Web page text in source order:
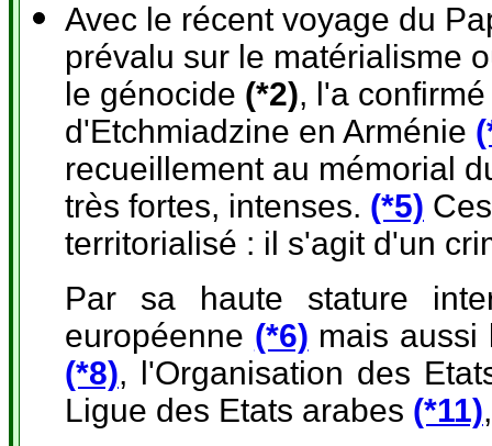
Avec le récent voyage du
prévalu sur le matérialisme
le génocide (*2), l'a
d'Etchmiadzine en Arménie
recueillement au mémorial
très fortes, intenses. (*5)
territorialisé : il s'agit d'un
Par sa haute stature
européenne (*6) mais aussi
(*8), l'Organisation des
Ligue des Etats arabes (*11)